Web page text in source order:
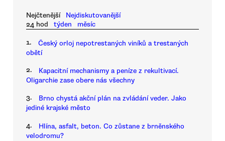
Nejčtenější
Nejdiskutovanější
24 hod
týden měsíc
1.
Český orloj nepotrestaných viníků a trestaných
obětí
2.
Kapacitní mechanismy a peníze z rekultivací.
Oligarchie zase obere nás všechny
3.
Brno chystá akční plán na zvládání veder. Jako
jediné krajské město
4.
Hlína, asfalt, beton. Co zůstane z brněnského
velodromu?